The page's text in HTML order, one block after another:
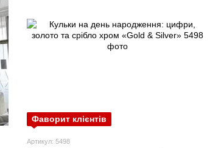
Фаворит клієнтів
Артикул: 5498